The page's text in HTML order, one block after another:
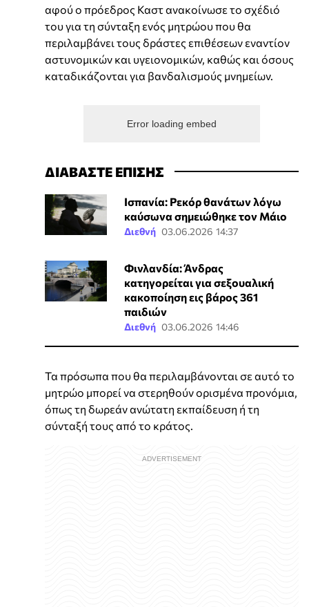
αφού ο πρόεδρος Καστ ανακοίνωσε το σχέδιό
του για τη σύνταξη ενός μητρώου που θα
περιλαμβάνει τους δράστες επιθέσεων εναντίον
αστυνομικών και υγειονομικών, καθώς και όσους
καταδικάζονται για βανδαλισμούς μνημείων.
Error loading embed
ΔΙΑΒΑΣΤΕ ΕΠΙΣΗΣ
Ισπανία: Ρεκόρ θανάτων λόγω
καύσωνα σημειώθηκε τον Μάιο
Διεθνή 03.06.2026 14:37
Φινλανδία: Άνδρας
κατηγορείται για σεξουαλική
κακοποίηση εις βάρος 361
παιδιών
Διεθνή 03.06.2026 14:46
Τα πρόσωπα που θα περιλαμβάνονται σε αυτό το
μητρώο μπορεί να στερηθούν ορισμένα προνόμια,
όπως τη δωρεάν ανώτατη εκπαίδευση ή τη
σύνταξή τους από το κράτος.